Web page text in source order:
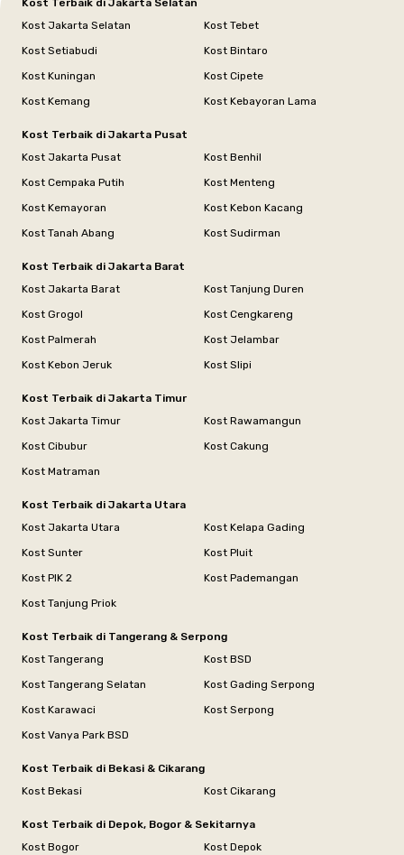
Kost Terbaik di Jakarta Selatan
Kost Jakarta Selatan
Kost Tebet
Kost Setiabudi
Kost Bintaro
Kost Kuningan
Kost Cipete
Kost Kemang
Kost Kebayoran Lama
Kost Terbaik di Jakarta Pusat
Kost Jakarta Pusat
Kost Benhil
Kost Cempaka Putih
Kost Menteng
Kost Kemayoran
Kost Kebon Kacang
Kost Tanah Abang
Kost Sudirman
Kost Terbaik di Jakarta Barat
Kost Jakarta Barat
Kost Tanjung Duren
Kost Grogol
Kost Cengkareng
Kost Palmerah
Kost Jelambar
Kost Kebon Jeruk
Kost Slipi
Kost Terbaik di Jakarta Timur
Kost Jakarta Timur
Kost Rawamangun
Kost Cibubur
Kost Cakung
Kost Matraman
Kost Terbaik di Jakarta Utara
Kost Jakarta Utara
Kost Kelapa Gading
Kost Sunter
Kost Pluit
Kost PIK 2
Kost Pademangan
Kost Tanjung Priok
Kost Terbaik di Tangerang & Serpong
Kost Tangerang
Kost BSD
Kost Tangerang Selatan
Kost Gading Serpong
Kost Karawaci
Kost Serpong
Kost Vanya Park BSD
Kost Terbaik di Bekasi & Cikarang
Kost Bekasi
Kost Cikarang
Kost Terbaik di Depok, Bogor & Sekitarnya
Kost Bogor
Kost Depok